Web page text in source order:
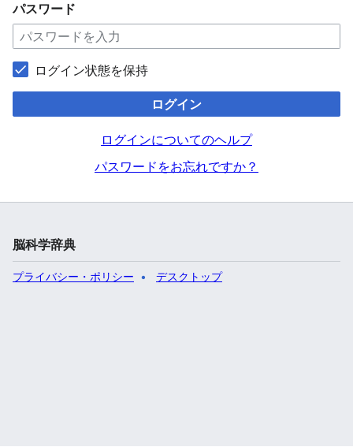
パスワード
ログイン状態を保持
ログイン
ログインについてのヘルプ
パスワードをお忘れですか？
脳科学辞典
プライバシー・ポリシー デスクトップ